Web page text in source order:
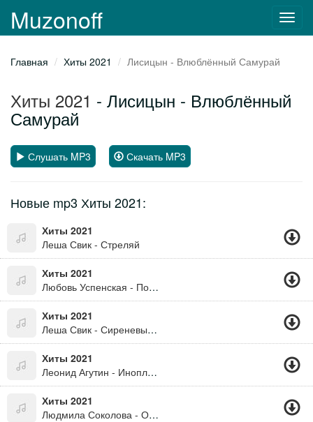
Muzonoff
Главная Хиты 2021 Лисицын - Влюблённый Самурай
Хиты 2021 - Лисицын - Влюблённый
Самурай
Слушать MP3 Скачать MP3
Новые mp3 Хиты 2021:
Хиты 2021
Леша Свик - Стреляй
Хиты 2021
Любовь Успенская - По Полюшку
Хиты 2021
Леша Свик - Сиреневый Закат
Хиты 2021
Леонид Агутин - Инопланетяне
Хиты 2021
Людмила Соколова - Останься